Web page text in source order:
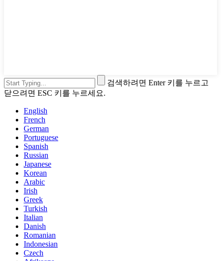
검색하려면 Enter 키를 누르고
닫으려면 ESC 키를 누르세요.
English
French
German
Portuguese
Spanish
Russian
Japanese
Korean
Arabic
Irish
Greek
Turkish
Italian
Danish
Romanian
Indonesian
Czech